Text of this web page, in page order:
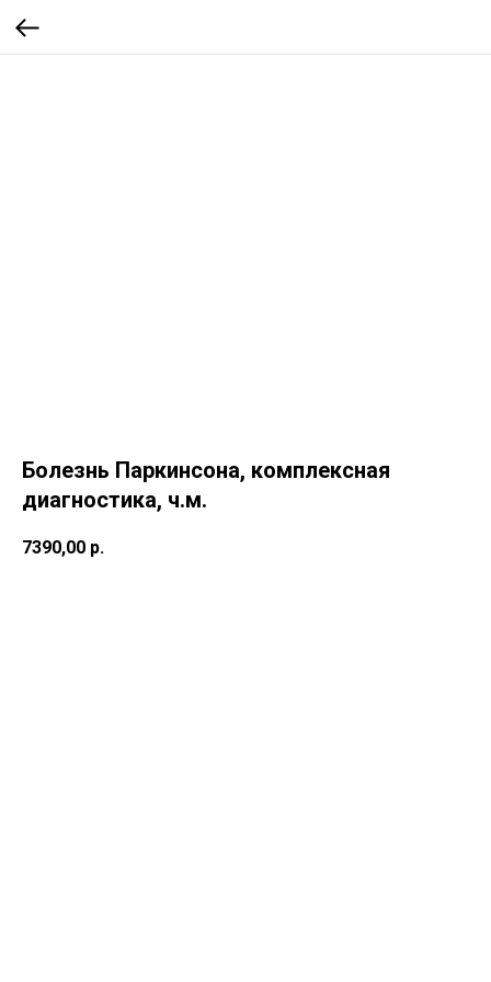
Болезнь Паркинсона, комплексная
диагностика, ч.м.
7390,00 р.